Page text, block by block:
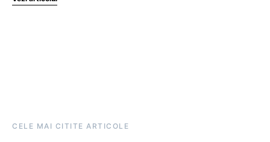
CELE MAI CITITE ARTICOLE